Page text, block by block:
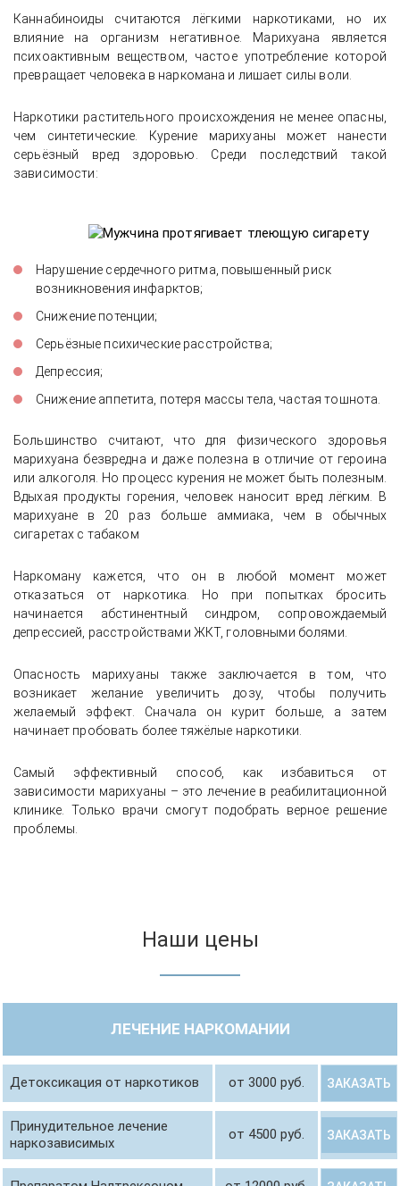
Каннабиноиды считаются лёгкими наркотиками, но их
влияние на организм негативное. Марихуана является
психоактивным веществом, частое употребление которой
превращает человека в наркомана и лишает силы воли.
Наркотики растительного происхождения не менее опасны,
чем синтетические. Курение марихуаны может нанести
серьёзный вред здоровью. Среди последствий такой
зависимости:
Нарушение сердечного ритма, повышенный риск
возникновения инфарктов;
Снижение потенции;
Серьёзные психические расстройства;
Депрессия;
Снижение аппетита, потеря массы тела, частая тошнота.
Большинство считают, что для физического здоровья
марихуана безвредна и даже полезна в отличие от героина
или алкоголя. Но процесс курения не может быть полезным.
Вдыхая продукты горения, человек наносит вред лёгким. В
марихуане в 20 раз больше аммиака, чем в обычных
сигаретах с табаком
Наркоману кажется, что он в любой момент может
отказаться от наркотика. Но при попытках бросить
начинается абстинентный синдром, сопровождаемый
депрессией, расстройствами ЖКТ, головными болями.
Опасность марихуаны также заключается в том, что
возникает желание увеличить дозу, чтобы получить
желаемый эффект. Сначала он курит больше, а затем
начинает пробовать более тяжёлые наркотики.
Самый эффективный способ, как избавиться от
зависимости марихуаны – это лечение в реабилитационной
клинике. Только врачи смогут подобрать верное решение
проблемы.
Наши цены
ЛЕЧЕНИЕ НАРКОМАНИИ
Детоксикация от наркотиков от 3000 руб. ЗАКАЗАТЬ
Принудительное лечение
наркозависимых
от 4500 руб. ЗАКАЗАТЬ